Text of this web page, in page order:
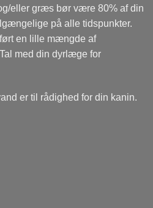
eller græs bør være 80% af din
på alle tidspunkter.
en lille mængde af
med din dyrlæge for
er til rådighed for din kanin.